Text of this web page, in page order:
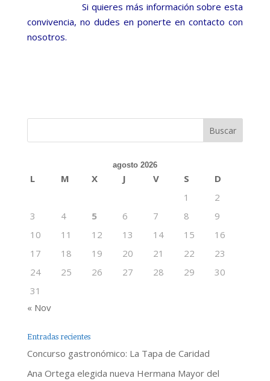
Si quieres más información sobre esta
convivencia, no dudes en ponerte en contacto con
nosotros.
agosto 2026
L M X J V S
D
1
2
3
4 5 6 7 8
9
10
11 12 13 14 15
16
17
18 19 20 21 22
23
24
25 26 27 28 29
30
31
« Nov
Entradas recientes
Concurso gastronómico: La Tapa de Caridad
Ana Ortega elegida nueva Hermana Mayor del